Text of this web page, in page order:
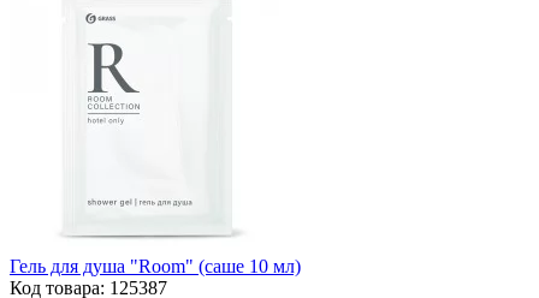
Гель для душа "Room" (саше 10 мл)
Код товара: 125387